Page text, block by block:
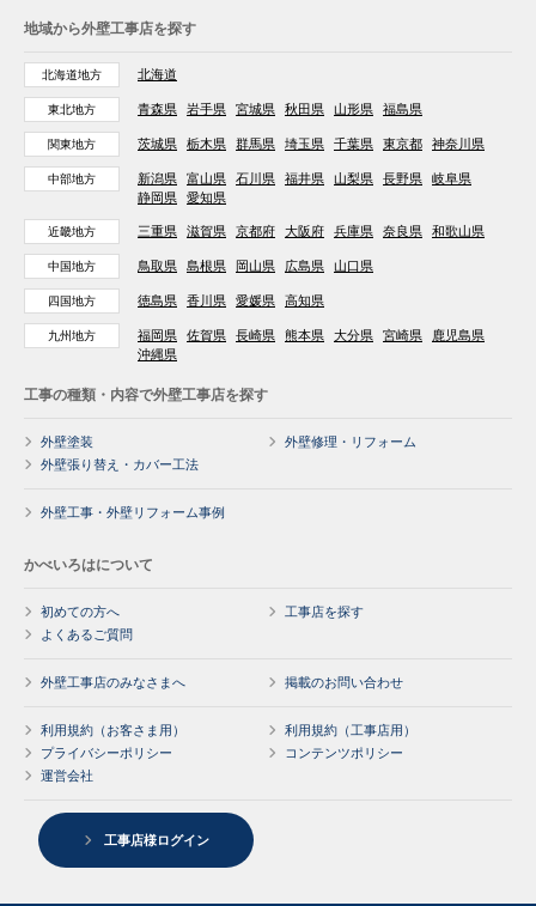
地域から外壁工事店を探す
北海道地方 北海道
東北地方 青森県 岩手県 宮城県 秋田県 山形県 福島県
関東地方 茨城県 栃木県 群馬県 埼玉県 千葉県 東京都 神奈川県
中部地方 新潟県 富山県 石川県 福井県 山梨県 長野県
岐阜県
静岡県
愛知県
近畿地方 三重県 滋賀県 京都府 大阪府 兵庫県 奈良県 和歌山県
中国地方 鳥取県 島根県 岡山県 広島県 山口県
四国地方 徳島県 香川県 愛媛県 高知県
九州地方 福岡県 佐賀県 長崎県 熊本県 大分県 宮崎県
鹿児島県
沖縄県
工事の種類・内容で外壁工事店を探す
外壁塗装
外壁修理・リフォーム
外壁張り替え・カバー工法
外壁工事・外壁リフォーム事例
かべいろはについて
初めての方へ
工事店を探す
よくあるご質問
外壁工事店のみなさまへ 掲載のお問い合わせ
利用規約（お客さま用）
利用規約（工事店用）
プライバシーポリシー
コンテンツポリシー
運営会社
工事店様ログイン